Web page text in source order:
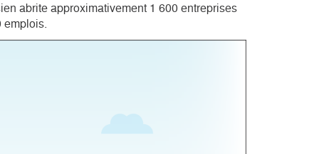
abrite approximativement 1 600 entreprises